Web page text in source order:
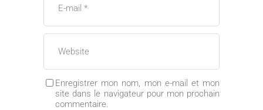
Enregistrer mon nom, mon e-mail et mon
site dans le navigateur pour mon prochain
commentaire.